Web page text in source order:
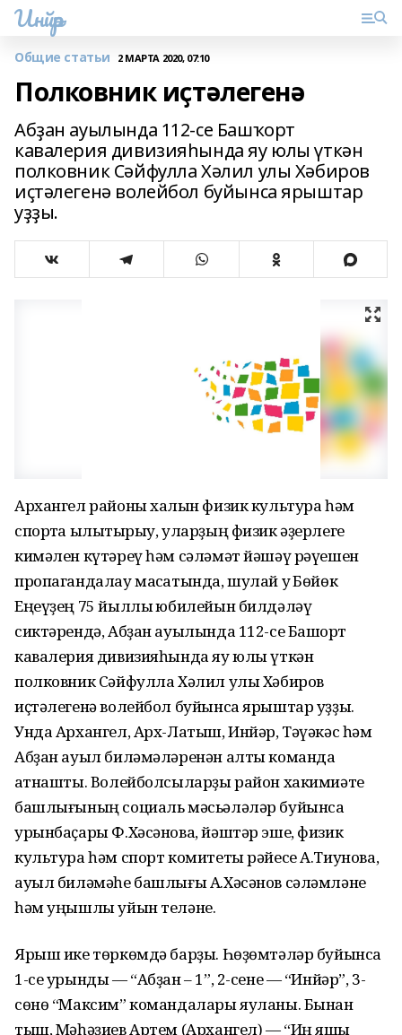
Инйәр
Общие статьи 2 МАРТА 2020, 07:10
Полковник иҫтәлегенә
Абҙан ауылында 112-се Башҡорт
кавалерия дивизияһында яу юлы үткән
полковник Сәйфулла Хәлил улы Хәбиров
иҫтәлегенә волейбол буйынса ярыштар
уҙҙы.
Архангел районы халҡын физик культура һәм
спортҡа ылыҡтырыу, уларҙың физик әҙерлеге
кимәлен күтәреү һәм сәләмәт йәшәү рәүешен
пропагандалау маҡсатында, шулай уҡ Бөйөк
Еңеүҙең 75 йыллыҡ юбилейын билдәләү
сиктәрендә, Абҙан ауылында 112-се Башҡорт
кавалерия дивизияһында яу юлы үткән
полковник Сәйфулла Хәлил улы Хәбиров
иҫтәлегенә волейбол буйынса ярыштар уҙҙы.
Унда Архангел, Арх-Латыш, Инйәр, Тәүәкәс һәм
Абҙан ауыл биләмәләренән алты команда
ҡатнашты. Волейболсыларҙы район хакимиәте
башлығының социаль мәсьәләләр буйынса
урынбаҫары Ф.Хәсәнова, йәштәр эше, физик
культура һәм спорт комитеты рәйесе А.Тиунова,
ауыл биләмәһе башлығы А.Хәсәнов сәләмләне
һәм уңышлы уйын теләне.
Ярыш ике төркөмдә барҙы. Һөҙөмтәләр буйынса
1-се урынды — “Абҙан – 1”, 2-сене — “Инйәр”, 3-
сөнө “Максим” командалары яуланы. Бынан
тыш, Мәһәҙиев Артем (Архангел) — “Иң яҡшы